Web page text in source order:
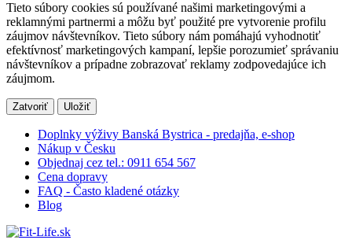
Tieto súbory cookies sú používané našimi marketingovými a
reklamnými partnermi a môžu byť použité pre vytvorenie profilu
záujmov návštevníkov. Tieto súbory nám pomáhajú vyhodnotiť
efektívnosť marketingových kampaní, lepšie porozumieť správaniu
návštevníkov a prípadne zobrazovať reklamy zodpovedajúce ich
záujmom.
Zatvoriť Uložiť
Doplnky výživy Banská Bystrica - predajňa, e-shop
Nákup v Česku
Objednaj cez tel.: 0911 654 567
Cena dopravy
FAQ - Často kladené otázky
Blog